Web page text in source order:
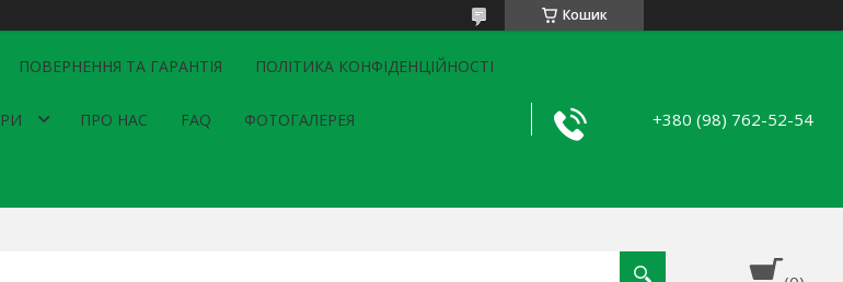
Кошик
ПОВЕРНЕННЯ ТА ГАРАНТІЯ ПОЛІТИКА КОНФІДЕНЦІЙНОСТІ
ПРО НАС FAQ ФОТОГАЛЕРЕЯ +380 (98) 762-52-54